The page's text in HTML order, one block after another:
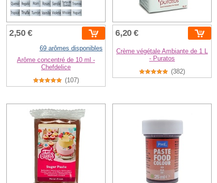
2,50 €
69 arômes disponibles
Arôme concentré de 10 ml -
Chefdelice
(107)
6,20 €
Crème végétale Ambiante de 1 L
- Puratos
(382)